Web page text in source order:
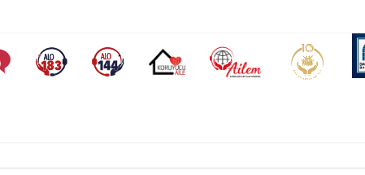
Sıkça Sorulan SorularAlo 183 (yeni sekmede açılır)Alo 144 (yeni sekmede açılır)Koruyucu Aile (yeni sekmede açılır)
AİLEM İletişim Aile ve